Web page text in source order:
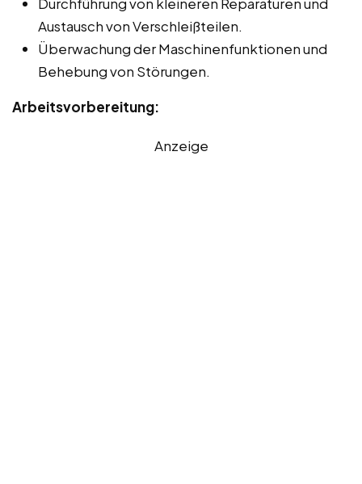
Austausch von Verschleißteilen.
Überwachung der Maschinenfunktionen und
Behebung von Störungen.
Arbeitsvorbereitung:
Anzeige